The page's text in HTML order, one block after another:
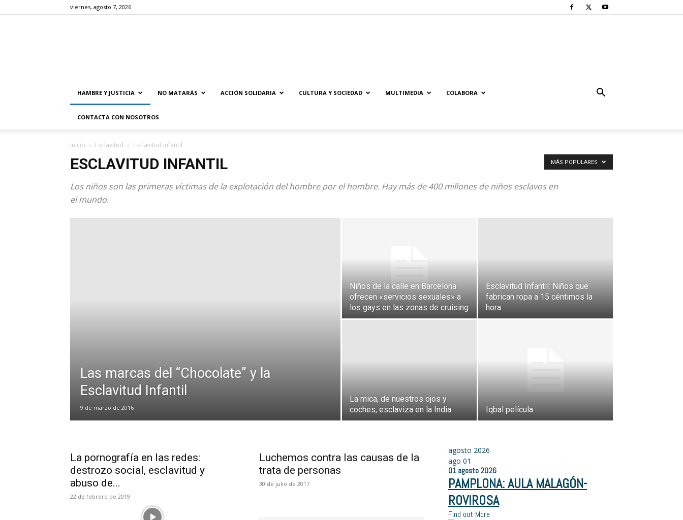
viernes, agosto 7, 2026
HAMBRE Y JUSTICIA NO MATARÁS ACCIÓN SOLIDARIA CULTURA Y SOCIEDAD MULTIMEDIA COLABORA
CONTACTA CON NOSOTROS
Inicio Esclavitud Esclavitud infantil
ESCLAVITUD INFANTIL
Los niños son las primeras víctimas de la explotación del hombre por el hombre. Hay más de 400 millones de niños esclavos en
el mundo.
MÁS POPULARES
Las marcas del “Chocolate” y la
Esclavitud Infantil
9 de marzo de 2016
Niños de la calle en Barcelona
ofrecen «servicios sexuales» a
los gays en las zonas de cruising
Esclavitud Infantil: Niños que
fabrican ropa a 15 céntimos la
hora
La mica, de nuestros ojos y
coches, esclaviza en la India
Iqbal película
La pornografía en las redes:
destrozo social, esclavitud y
abuso de...
22 de febrero de 2019
Luchemos contra las causas de la
trata de personas
30 de julio de 2017
agosto 2026
ago 01
01 agosto 2026
PAMPLONA: AULA MALAGÓN-
ROVIROSA
Find out More